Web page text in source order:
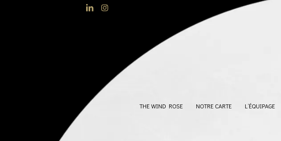
THE WIND ROSE NOTRE CARTE L’ÉQUIPAGE